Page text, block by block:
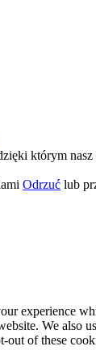
którym nasz
Odrzuć lub
experience
We also
out of these